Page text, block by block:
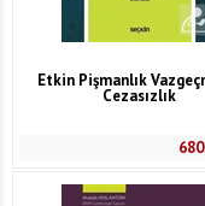
Etkin Pişmanlık
Cezasızlık